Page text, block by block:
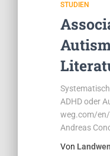
STUDIEN
ADHD oder
weg.com/en/
Andreas
Von